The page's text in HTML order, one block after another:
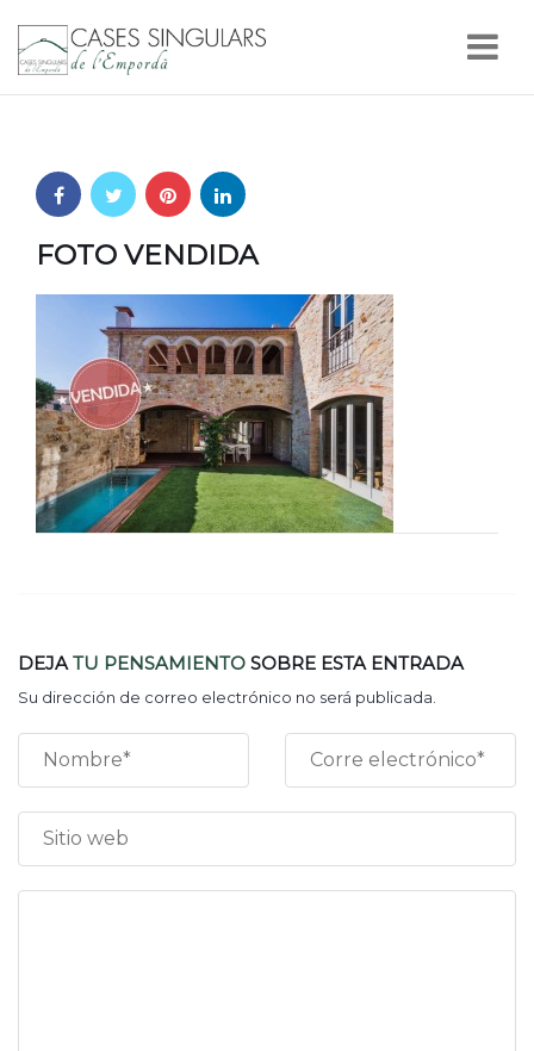
FOTO VENDIDA
DEJATU PENSAMIENTO SOBRE ESTA ENTRADA
Su dirección de correo electrónico no será publicada.